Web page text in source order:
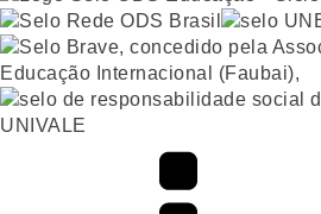
UNIVALE